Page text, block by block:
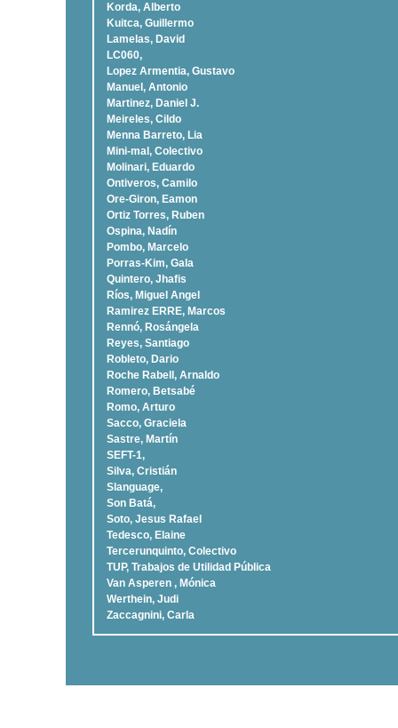
Korda, Alberto
Kuitca, Guillermo
Lamelas, David
LC060,
Lopez Armentia, Gustavo
Manuel, Antonio
Martinez, Daniel J.
Meireles, Cildo
Menna Barreto, Lia
Mini-mal, Colectivo
Molinari, Eduardo
Ontiveros, Camilo
Ore-Giron, Eamon
Ortiz Torres, Ruben
Ospina, Nadí­n
Pombo, Marcelo
Porras-Kim, Gala
Quintero, Jhafis
Rí­os, Miguel Angel
Ramirez ERRE, Marcos
Rennó, Rosángela
Reyes, Santiago
Robleto, Dario
Roche Rabell, Arnaldo
Romero, Betsabé
Romo, Arturo
Sacco, Graciela
Sastre, Martí­n
SEFT-1,
Silva, Cristián
Slanguage,
Son Batá,
Soto, Jesus Rafael
Tedesco, Elaine
Tercerunquinto, Colectivo
TUP, Trabajos de Utilidad Pública
Van Asperen , Mónica
Werthein, Judi
Zaccagnini, Carla